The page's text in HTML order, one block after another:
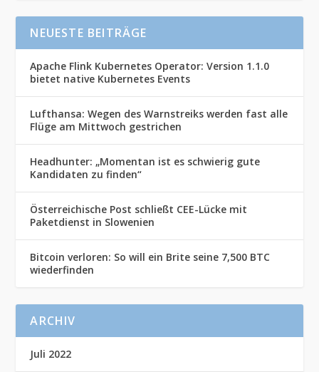
NEUESTE BEITRÄGE
Apache Flink Kubernetes Operator: Version 1.1.0
bietet native Kubernetes Events
Lufthansa: Wegen des Warnstreiks werden fast alle
Flüge am Mittwoch gestrichen
Headhunter: „Momentan ist es schwierig gute
Kandidaten zu finden“
Österreichische Post schließt CEE-Lücke mit
Paketdienst in Slowenien
Bitcoin verloren: So will ein Brite seine 7,500 BTC
wiederfinden
ARCHIV
Juli 2022